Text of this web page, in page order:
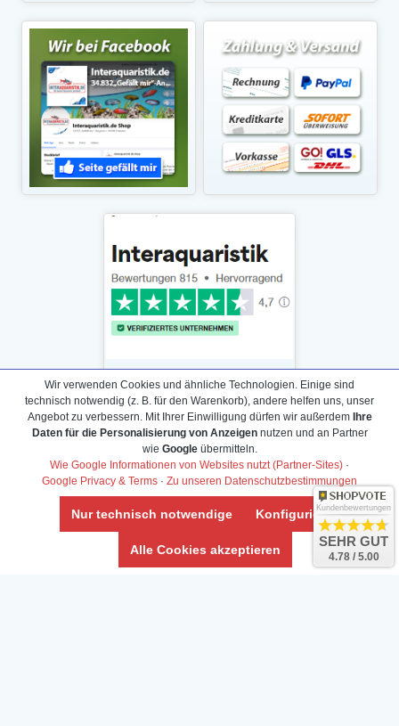
Daten­schutz­erklärung
Widerrufs­recht /Widerrufs­formular
AGB & Info
Impressum
Umwelt und Entsorgung
Vertrag widerrufen
Wir verwenden Cookies und ähnliche Technologien. Einige sind
technisch notwendig (z. B. für den Warenkorb), andere helfen uns, unser
Angebot zu verbessern. Mit Ihrer Einwilligung dürfen wir außerdem Ihre
Daten für die Personalisierung von Anzeigennutzen und an Partner
wie Googleübermitteln.
Wie Google Informationen von Websites nutzt (Partner-Sites) ·
Google Privacy & Terms · Zu unseren Datenschutzbestimmungen
Nur technisch notwendige Konfigurieren
Alle Cookies akzeptieren
Kundenbewertungen
SEHR GUT
4.78 / 5.00